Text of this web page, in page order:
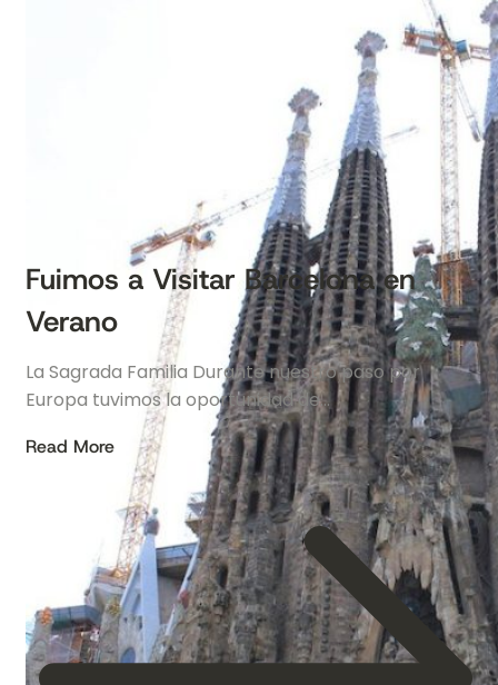
Fuimos a Visitar Barcelona en
Verano
La Sagrada Familia Durante nuestro paso por
Europa tuvimos la oportunidad de…
Read More